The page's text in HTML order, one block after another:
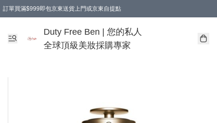
訂單買滿$999即包京東送貨上門或京東自提點
Duty Free Ben | 您的私人
全球頂級美妝採購專家